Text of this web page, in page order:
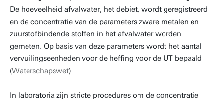
De hoeveelheid afvalwater, het debiet, wordt geregistreerd
en de concentratie van de parameters zware metalen en
zuurstofbindende stoffen in het afvalwater worden
gemeten. Op basis van deze parameters wordt het aantal
vervuilingseenheden voor de heffing voor de UT bepaald
(Waterschapswet)
In laboratoria zijn stricte procedures om de concentratie